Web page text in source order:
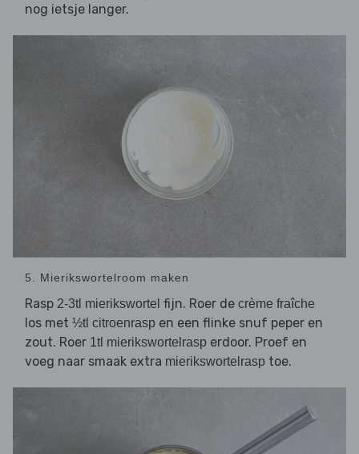
nog ietsje langer.
5. Mierikswortelroom maken
Rasp 2-3tl mierikswortel fijn. Roer de crème fraîche
los met ½tl citroenrasp en een flinke snuf peper en
zout. Roer 1tl mierikswortelrasp erdoor. Proef en
voeg naar smaak extra mierikswortelrasp toe.